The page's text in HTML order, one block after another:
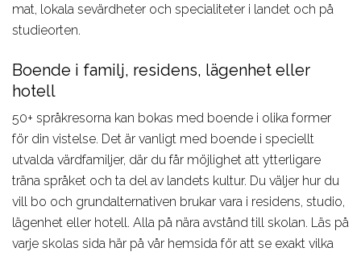
mat, lokala sevärdheter och specialiteter i landet och på
studieorten.
Boende i familj, residens, lägenhet eller
hotell
50+ språkresorna kan bokas med boende i olika former
för din vistelse. Det är vanligt med boende i speciellt
utvalda värdfamiljer, där du får möjlighet att ytterligare
träna språket och ta del av landets kultur. Du väljer hur du
vill bo och grundalternativen brukar vara i residens, studio,
lägenhet eller hotell. Alla på nära avstånd till skolan. Läs på
varje skolas sida här på vår hemsida för att se exakt vilka